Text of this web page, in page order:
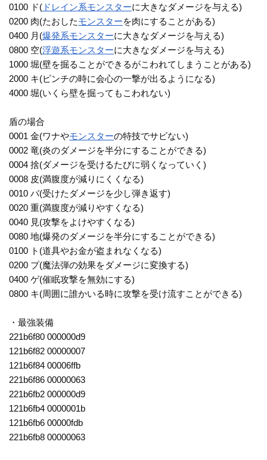
0100 ド( ドレイン系モンスターに大きなダメージを与える)
0200 肉(たおしたモンスターを肉にすることがある)
0400 月(爆発系モンスターに大きなダメージを与える)
0800 空(浮遊系モンスターに大きなダメージを与える)
1000 堀(壁を掘ることができるがこわれてしまうことがある)
2000 キ(ピンチの時に会心の一撃が出るようになる)
4000 堀(いくら壁を掘ってもこわれない)
盾の場合
0001 金(ワナやモンスターの特技でサビない)
0002 竜(炎のダメージを半分にすることができる)
0004 捨(ダメージを受けるたびに弱くなっていく)
0008 皮(満腹度が減りにくくなる)
0010 バ(受けたダメージを少し弾き返す)
0020 重(満腹度が減りやすくなる)
0040 見(攻撃をよけやすくなる)
0080 地(爆発のダメージを半分にすることができる)
0100 ト(道具やお金が盗まれなくなる)
0200 プ(魔法弾の効果をダメージに変換する)
0400 ゲ(催眠攻撃を無効にする)
0800 キ(周囲に誰かいる時に攻撃を受け流すことができる)
・最強装備
221b6f80 000000d9
121b6f82 00000007
121b6f84 00006ffb
221b6f86 00000063
221b6fb2 000000d9
121b6fb4 0000001b
121b6fb6 00000fdb
221b6fb8 00000063